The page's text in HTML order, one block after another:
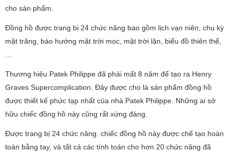
cho sản phẩm.
Đồng hồ được trang bị 24 chức năng bao gồm lịch vạn niên, chu kỳ
mặt trăng, báo hướng mặt trời mọc, mặt trời lặn, biểu đồ thiên thể,
…
Thương hiệu Patek Philippe đã phải mất 8 năm để tạo ra Henry
Graves Supercomplication. Đây được cho là sản phẩm đồng hồ
được thiết kế phức tạp nhất của nhà Patek Philippe. Những ai sở
hữu chiếc đồng hồ này cũng rất xứng đáng.
Được trang bị 24 chức năng. chiếc đồng hồ này được chế tạo hoàn
toàn bằng tay, và tất cả các tính toán cho hơn 20 chức năng đã